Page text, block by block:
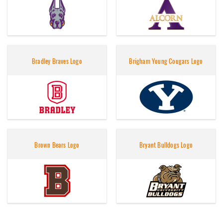
Bradley Braves Logo Brigham Young Cougars Logo
Brown Bears Logo Bryant Bulldogs Logo